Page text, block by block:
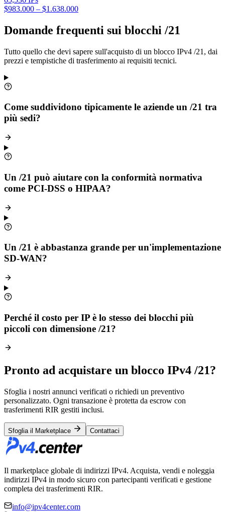
$983.000 – $1.638.000
Domande frequenti sui blocchi /21
Tutto quello che devi sapere sull'acquisto di un blocco IPv4 /21, dai
prezzi e tempistiche di trasferimento ai requisiti tecnici.
Come suddividono tipicamente le aziende un /21 tra
più sedi?
Un /21 può aiutare con la conformità normativa
come PCI-DSS o HIPAA?
Un /21 è abbastanza grande per un'implementazione
SD-WAN?
Perché il costo per IP è lo stesso dei blocchi più
piccoli con dimensione /21?
Pronto ad acquistare un blocco IPv4 /21?
Sfoglia i nostri annunci verificati o richiedi un preventivo
personalizzato. Ogni transazione è protetta da escrow con
trasferimenti RIR gestiti inclusi.
Sfoglia il Marketplace Contattaci
Il marketplace globale di indirizzi IPv4. Acquista, vendi e noleggia
indirizzi IPv4 in modo sicuro con partecipanti verificati e gestione
completa dei trasferimenti RIR.
info@ipv4center.com